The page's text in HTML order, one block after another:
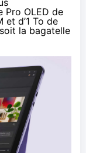
Pro OLED de
et d’1 To de
la bagatelle